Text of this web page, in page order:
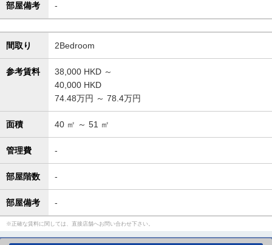
部屋備考 -
間取り 2Bedroom
参考賃料 38,000 HKD ～
40,000 HKD
74.48万円 ～ 78.4万円
面積 40 ㎡ ～ 51 ㎡
管理費 -
部屋階数 -
部屋備考 -
正確な賃料に関しては、直接店舗へお問い合わせ下さい。